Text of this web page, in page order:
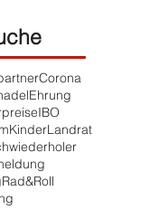
Corona
Ehrung
IBO
KinderLandrat
Rad&Roll